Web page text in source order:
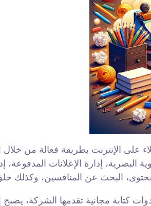
الإنترنت بطريقة فعالة من خلال
إدارة الإعلانات المدفوعة،
كتابة مجانية تقدمها الشركة،